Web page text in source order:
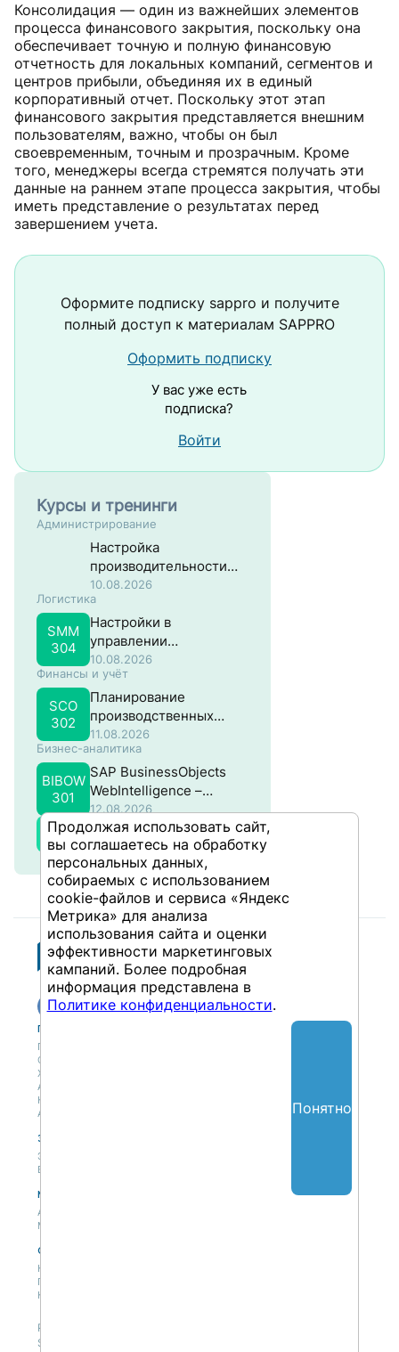
Консолидация — один из важнейших элементов
процесса финансового закрытия, поскольку она
обеспечивает точную и полную финансовую
отчетность для локальных компаний, сегментов и
центров прибыли, объединяя их в единый
корпоративный отчет. Поскольку этот этап
финансового закрытия представляется внешним
пользователям, важно, чтобы он был
своевременным, точным и прозрачным. Кроме
того, менеджеры всегда стремятся получать эти
данные на раннем этапе процесса закрытия, чтобы
иметь представление о результатах перед
завершением учета.
Оформите подписку sappro и получите
полный доступ к материалам SAPPRO
Оформить подписку
У вас уже есть
подписка?
Войти
Курсы и тренинги
Администрирование
Настройка
производительности
систем на основе SAP
NW ABAP
10.08.2026
Логистика
SMM
304
Настройки в
управлении
материальными
потоками в SAP
10.08.2026
Финансы и учёт
SCO
302
Планирование
производственных
затрат в SAP
11.08.2026
Бизнес-аналитика
BIBOW
301
SAP BusinessObjects
WebIntelligence –
Продвинутый
12.08.2026
Все курсы
Публикации
Публикации
Обсуждения
Журнал
Антологии
Колонки
Авторы
Экспертная сеть
Экспертная сеть
Вакансии
Мероприятия
Анонсы мероприятий
Материалы мероприятий
О нас
Концепция
Политики
Контакты
Републикация материалов — только со ссылкой на
SAPLAND.RU, с разрешения редакции сайта.
Продолжая использовать сайт,
вы соглашаетесь на обработку
персональных данных,
собираемых с использованием
cookie-файлов и сервиса «Яндекс
Метрика» для анализа
использования сайта и оценки
эффективности маркетинговых
кампаний. Более подробная
информация представлена в
Политике конфиденциальности.
Понятно